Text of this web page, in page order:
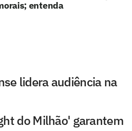
entenda
lidera audiência na
do Milhão' garantem